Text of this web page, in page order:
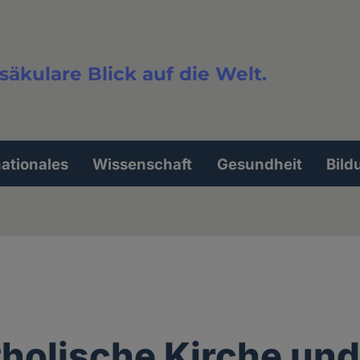
Blick auf die Welt.
Wissenschaft Gesundheit